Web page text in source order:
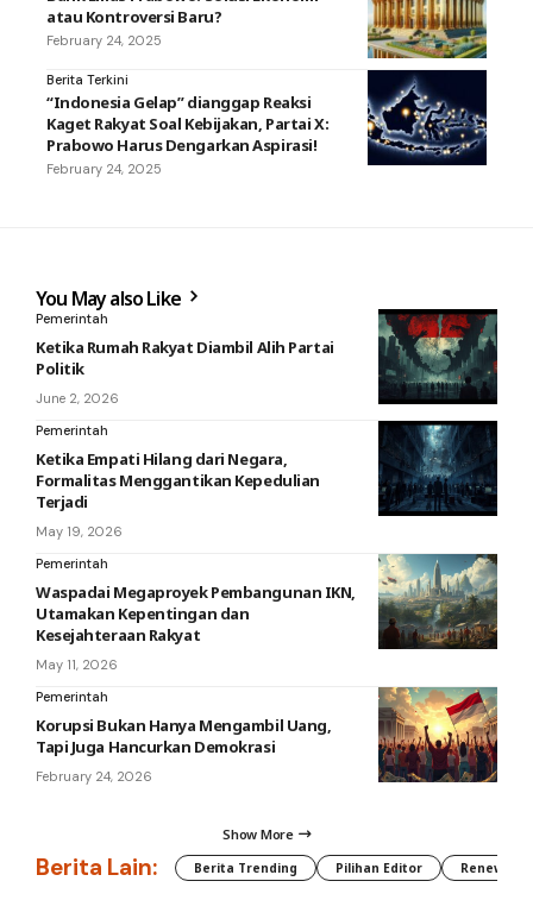
atau Kontroversi Baru?
February 24, 2025
Berita Terkini
“Indonesia Gelap” dianggap Reaksi
Kaget Rakyat Soal Kebijakan, Partai X:
Prabowo Harus Dengarkan Aspirasi!
February 24, 2025
You May also Like
Pemerintah
Ketika Rumah Rakyat Diambil Alih Partai
Politik
June 2, 2026
Pemerintah
Ketika Empati Hilang dari Negara,
Formalitas Menggantikan Kepedulian
Terjadi
May 19, 2026
Pemerintah
Waspadai Megaproyek Pembangunan IKN,
Utamakan Kepentingan dan
Kesejahteraan Rakyat
May 11, 2026
Pemerintah
Korupsi Bukan Hanya Mengambil Uang,
Tapi Juga Hancurkan Demokrasi
February 24, 2026
Show More
Berita Lain: Berita Trending Pilihan Editor